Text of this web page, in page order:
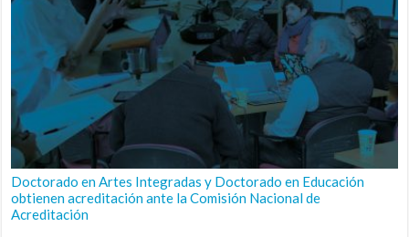
Doctorado en Artes Integradas y Doctorado en Educación
obtienen acreditación ante la Comisión Nacional de
Acreditación